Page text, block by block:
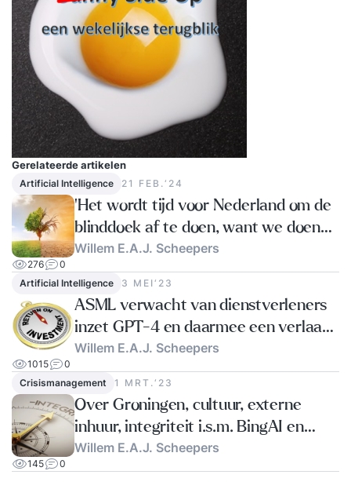
Gerelateerde artikelen
Artificial Intelligence 21 FEB.‘24
'Het wordt tijd voor Nederland om de
blinddoek af te doen, want we doen
nu net of er geen klimaatrisico is.'
Willem E.A.J. Scheepers
276
0
Artificial Intelligence
3 MEI‘23
ASML verwacht van dienstverleners
inzet GPT-4 en daarmee een verlaagd
tarief.
Willem E.A.J. Scheepers
1015
0
Crisismanagement
1 MRT.‘23
Over Groningen, cultuur, externe
inhuur, integriteit i.s.m. BingAI en
ChatGPT
Willem E.A.J. Scheepers
145 0